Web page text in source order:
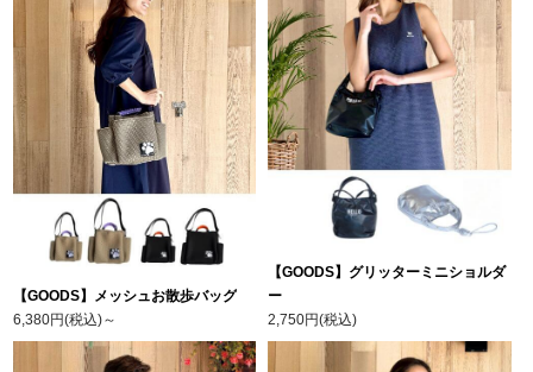
【GOODS】メッシュお散歩バッグ
6,380円(税込)～
【GOODS】グリッターミニショルダ
ー
2,750円(税込)